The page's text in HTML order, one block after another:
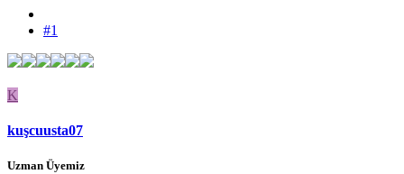
#1
K
kuşcuusta07
Uzman Üyemiz